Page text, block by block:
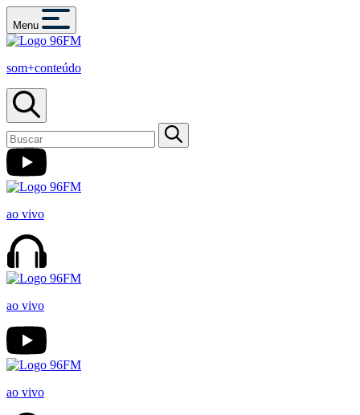
Menu
som+conteúdo
ao vivo
ao vivo
ao vivo